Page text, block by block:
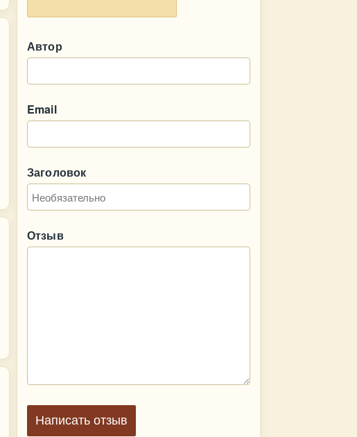
Автор
Email
Заголовок
Отзыв
Написать отзыв